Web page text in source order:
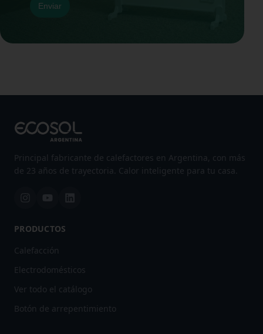
Enviar
Principal fabricante de calefactores en Argentina, con más
de 23 años de trayectoria. Calor inteligente para tu casa.
PRODUCTOS
Calefacción
Electrodomésticos
Ver todo el catálogo
Botón de arrepentimiento